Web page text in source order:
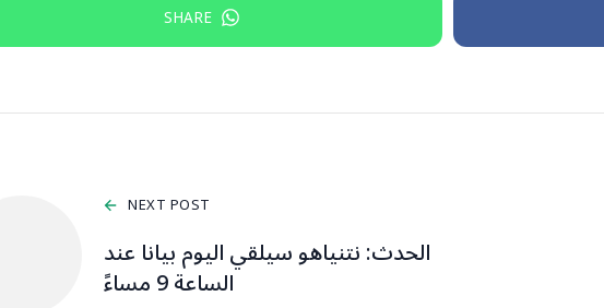
SHARE
NEXT POST
الحدث: نتنياهو سيلقي اليوم بيانا عند
الساعة 9 مساءً